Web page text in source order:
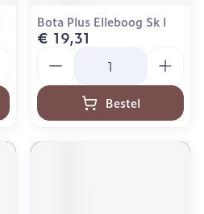
Bota Plus Elleboog Sk l
€ 19,31
Bestel